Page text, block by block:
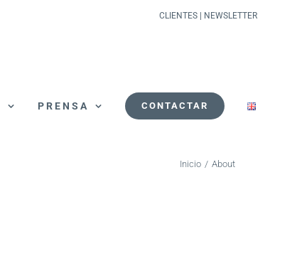
CLIENTES NEWSLETTER
PRENSA CONTACTAR
Inicio / About